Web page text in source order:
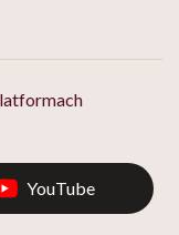
YouTube